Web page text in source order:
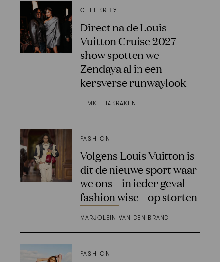
CELEBRITY
Direct na de Louis
Vuitton Cruise 2027-
show spotten we
Zendaya al in een
kersverse runwaylook
FEMKE HABRAKEN
FASHION
Volgens Louis Vuitton is
dit de nieuwe sport waar
we ons – in ieder geval
fashion wise – op storten
MARJOLEIN VAN DEN BRAND
FASHION